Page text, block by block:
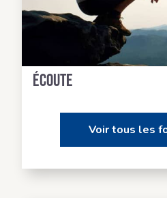
Des formateurs à votre
écoute
Voir tous les